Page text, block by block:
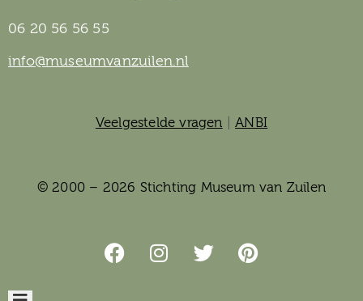
06 20 56 56 55
info@museumvanzuilen.nl
Veelgestelde vragen ANBI
© 2000 – 2026 Stichting Museum van Zuilen